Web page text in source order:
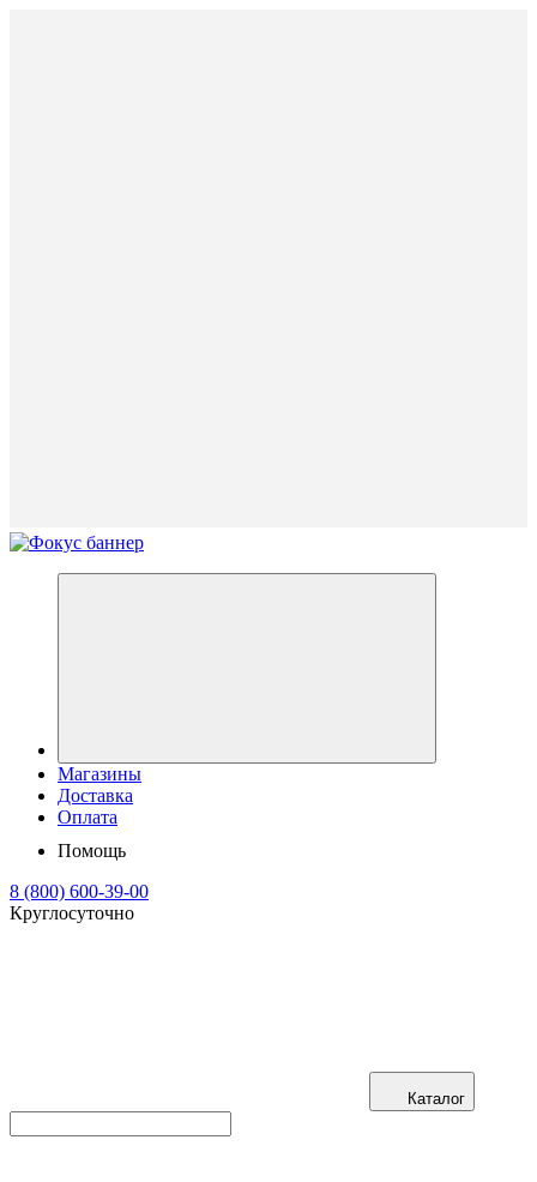
Магазины
Доставка
Оплата
Помощь
8 (800) 600-39-00
Круглосуточно
Каталог